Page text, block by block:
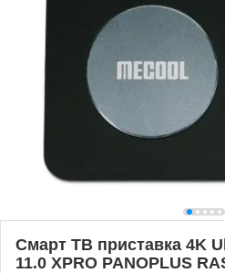
Смарт ТВ приставка 4K
11.0 XPRO PANOPLUS